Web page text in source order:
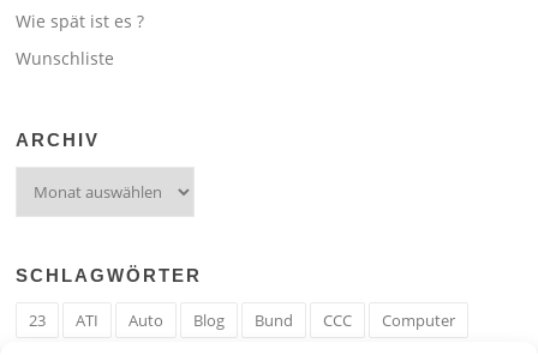
Wie spät ist es ?
Wunschliste
ARCHIV
SCHLAGWÖRTER
23 ATI Auto Blog Bund CCC
Computer